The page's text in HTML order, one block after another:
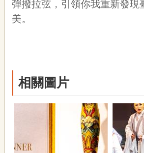
彈撥拉弦，引領你我重新發現
美。
相關圖片